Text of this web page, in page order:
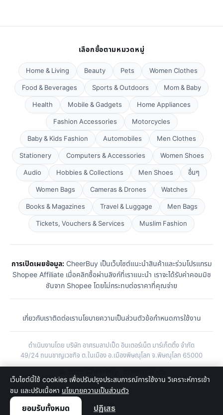
เลือกซื้อตามหมวดหมู่
Home & Living Beauty Pets
Women Clothes
Food & Beverages
Sports & Outdoors
Mom & Baby
Health
Mobile & Gadgets
Home Appliances
Fashion Accessories
Motorcycles
Baby & Kids Fashion
Automobiles
Men Clothes
Stationery
Computers & Accessories
Women Shoes
Audio
Hobbies & Collections Men Shoes
อื่นๆ
Women Bags
Cameras & Drones
Watches
Books & Magazines
Travel & Luggage
Men Bags
Tickets, Vouchers & Services
Muslim Fashion
การเปิดเผยข้อมูล:CheerBuy เป็นเว็บไซต์แนะนำสินค้าและร่วมโปรแกรม
Shopee Affiliate เมื่อคลิกซื้อผ่านลิงก์ที่เราแนะนำ เราจะได้รับค่าคอมมิช
ชันจาก Shopee โดยไม่กระทบต่อราคาที่คุณจ่าย
เกี่ยวกับเราติดต่อเรานโยบายความเป็นส่วนตัวข้อกำหนดการใช้งาน
ดำเนินงานโดย บริษัท อาศรมลาปเป็ด อินเตอร์เน็ต มาร์เก็ตติ้ง จำกัด
49/24 ถนนชาญเวชกิจ ต.ในเมือง อ.เมืองพิษณุโลก จ.พิษณุโลก 65000
เว็บไซต์นี้ใช้ cookies เพื่อปรับปรุงประสบการณ์การใช้งาน วิเคราะห์การเข้า
ชม และปรับเนื้อหา นโยบายความเป็นส่วนตัว
ยอมรับทั้งหมด ปฏิเสธ